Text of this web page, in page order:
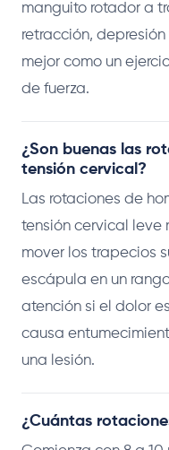
manguito rotador a
retracción,
mejor como un
de fuerza.
¿Son buenas las
tensión cervical?
Las rotaciones de
tensión cervical leve
mover los trapecios
escápula en un
atención si el dolor
causa
una lesión.
¿Cuántas